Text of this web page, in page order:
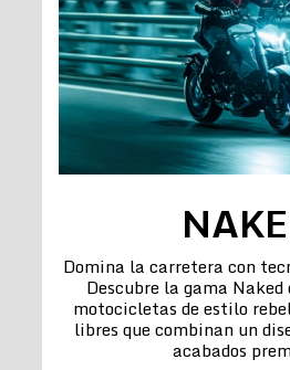
Domina la carretera con
Descubre la gama Naked
motocicletas de estilo
libres que combinan un
acabados